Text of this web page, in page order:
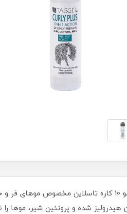
کرم مو 10 کاره تاسلاین مخصوص
هیدرولیز شده و پروتئین شیر،